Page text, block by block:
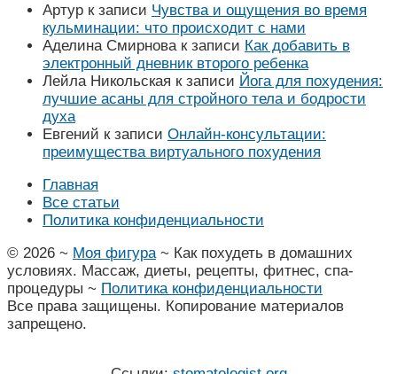
Артур к записи Чувства и ощущения во время
кульминации: что происходит с нами
Аделина Смирнова к записи Как добавить в
электронный дневник второго ребенка
Лейла Никольская к записи Йога для похудения:
лучшие асаны для стройного тела и бодрости
духа
Евгений к записи Онлайн-консультации:
преимущества виртуального похудения
Главная
Все статьи
Политика конфиденциальности
© 2026 ~ Моя фигура ~ Как похудеть в домашних
условиях. Массаж, диеты, рецепты, фитнес, спа-
процедуры ~ Политика конфиденциальности
Все права защищены. Копирование материалов
запрещено.